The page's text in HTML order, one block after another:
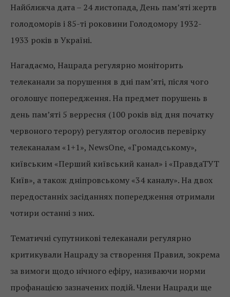
Найближча дата – 24 листопада, День пам’яті жертв
голодоморів і 85-ті роковини Голодомору 1932-
1933 років в Україні.
Нагадаємо, Нацрада регулярно моніторить
телеканали за порушення в дні пам’яті, після чого
оголошує попередження. На предмет порушень в
день пам’яті 5 верресня (100 років від дня початку
червоного терору) регулятор оголосив перевірку
телеканалам «1+1», NewsOne, «Громадському»,
київським «Перший київський канал» і «ПравдаТУТ
Київ», а також дніпровському «34 каналу». На двох
передостанніх засіданнях попередження отримали
чотири останні з них.
Тематичні супутникові телеканали регулярно
критикували Нацраду за створення Правил, зокрема
за вимоги щодо нічного ефіру, називаючи норми
профанацією зазначених подій. Члени Нацради ще